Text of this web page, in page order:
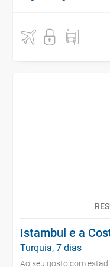
Istambul e a
Turquia, 7 dias
Ao seu gosto com